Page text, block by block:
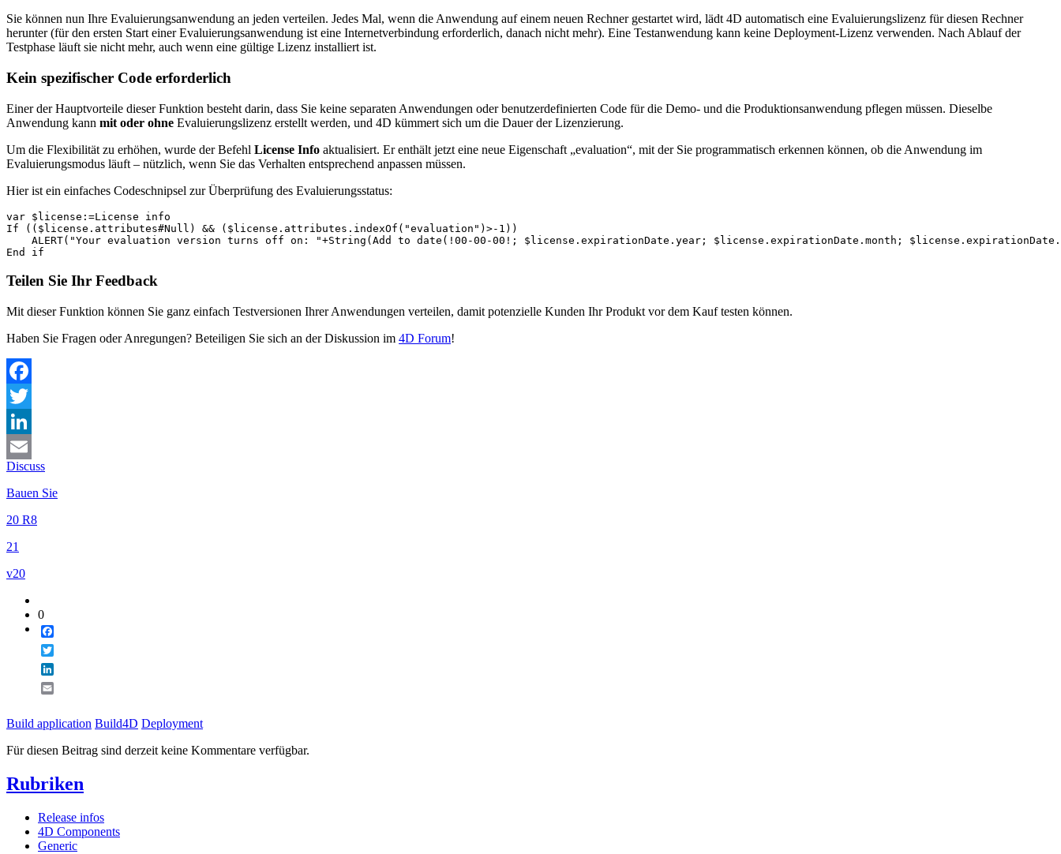
Sie können nun Ihre Evaluierungsanwendung an jeden verteilen. Jedes Mal, wenn die Anwendung auf einem neuen Rechner gestartet wird, lädt 4D automatisch eine Evaluierungslizenz für diesen Rechner
herunter (für den ersten Start einer Evaluierungsanwendung ist eine Internetverbindung erforderlich, danach nicht mehr). Eine Testanwendung kann keine Deployment-Lizenz verwenden. Nach Ablauf der
Testphase läuft sie nicht mehr, auch wenn eine gültige Lizenz installiert ist.
Kein spezifischer Code erforderlich
Einer der Hauptvorteile dieser Funktion besteht darin, dass Sie keine separaten Anwendungen oder benutzerdefinierten Code für die Demo- und die Produktionsanwendung pflegen müssen. Dieselbe
Anwendung kann mit oder ohne Evaluierungslizenz erstellt werden, und 4D kümmert sich um die Dauer der Lizenzierung.
Um die Flexibilität zu erhöhen, wurde der Befehl License Info aktualisiert. Er enthält jetzt eine neue Eigenschaft „evaluation“, mit der Sie programmatisch erkennen können, ob die Anwendung im
Evaluierungsmodus läuft – nützlich, wenn Sie das Verhalten entsprechend anpassen müssen.
Hier ist ein einfaches Codeschnipsel zur Überprüfung des Evaluierungsstatus:
var $license:=License info
If (($license.attributes#Null) && ($license.attributes.indexOf("evaluation")>-1))
ALERT("Your evaluation version turns off on: "+String(Add to date(!00-00-00!; $license.expirationDate.year; $license.expirationDate.month;
End if
Teilen Sie Ihr Feedback
Mit dieser Funktion können Sie ganz einfach Testversionen Ihrer Anwendungen verteilen, damit potenzielle Kunden Ihr Produkt vor dem Kauf testen können.
Haben Sie Fragen oder Anregungen? Beteiligen Sie sich an der Diskussion im 4D Forum!
Facebook
Twitter
LinkedIn
Email
Discuss
Bauen Sie
20 R8
21
v20
0
Build application Build4D Deployment
Für diesen Beitrag sind derzeit keine Kommentare verfügbar.
Rubriken
Release infos
4D Components
Generic